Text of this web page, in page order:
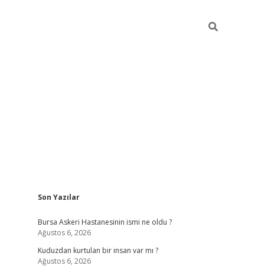
Sidebar
Son Yazılar
Bursa Askeri Hastanesinin ismi ne oldu ?
Ağustos 6, 2026
Kuduzdan kurtulan bir insan var mı ?
Ağustos 6, 2026